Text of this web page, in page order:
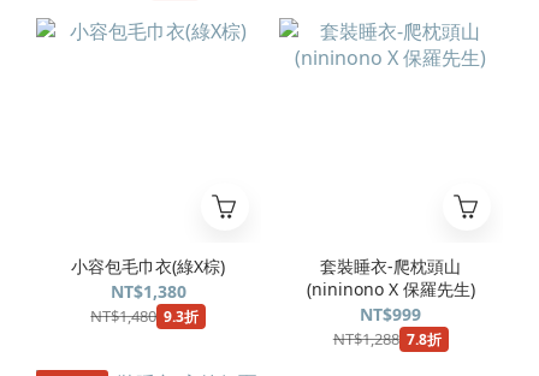
小容包毛巾衣(綠X棕)
NT$1,380
NT$1,480 9.3折
套裝睡衣-爬枕頭山
(nininono X 保羅先生)
NT$999
NT$1,288 7.8折